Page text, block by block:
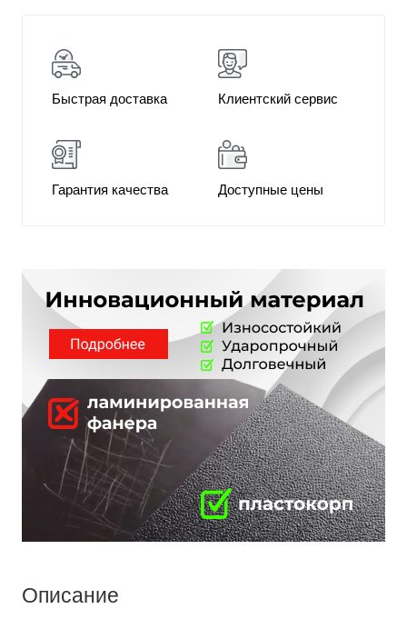
Быстрая доставка Клиентский сервис
Гарантия качества Доступные цены
Описание